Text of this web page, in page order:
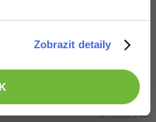
Zobrazit detaily
a
+1
31.7.2022 9:46